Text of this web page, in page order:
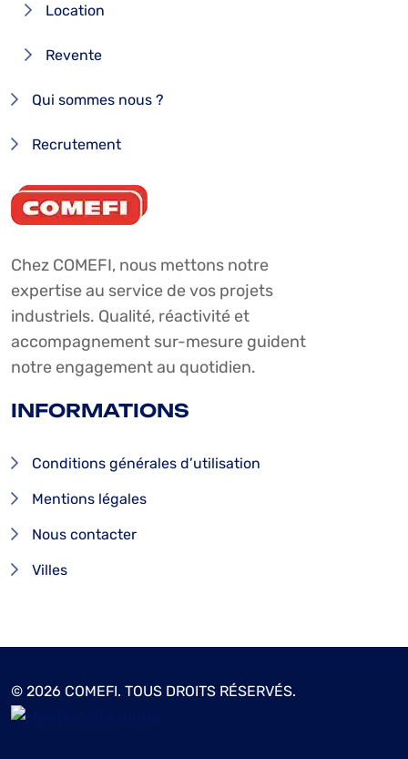
Location
Revente
Qui sommes nous ?
Recrutement
Chez COMEFI, nous mettons notre
expertise au service de vos projets
industriels. Qualité, réactivité et
accompagnement sur-mesure guident
notre engagement au quotidien.
INFORMATIONS
Conditions générales d’utilisation
Mentions légales
Nous contacter
Villes
© 2026 COMEFI. TOUS DROITS RÉSERVÉS.